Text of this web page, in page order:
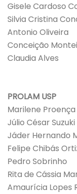
Gisele Cardoso
Silvia Cristina
Antonio Oliveira
Conceição
Claudia Alves
PROLAM USP
Marilene
Júlio César Suzuki
Jáder Hernando
Felipe Chibás
Pedro Sobrinho
Rita de Cássia
Amaurícia Lopes